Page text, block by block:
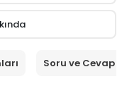
Soru ve Cevap